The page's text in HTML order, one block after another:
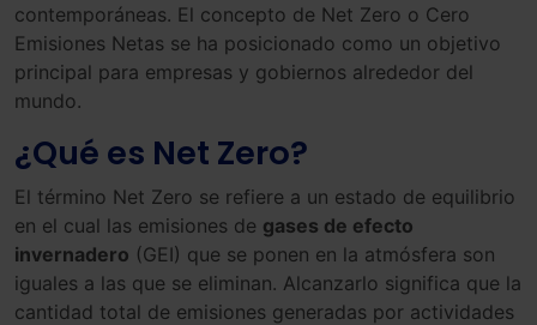
contemporáneas. El concepto de Net Zero o Cero
Emisiones Netas se ha posicionado como un objetivo
principal para empresas y gobiernos alrededor del
mundo.
¿Qué es Net Zero?
El término Net Zero se refiere a un estado de equilibrio
en el cual las emisiones de gases de efecto
invernadero (GEI) que se ponen en la atmósfera son
iguales a las que se eliminan. Alcanzarlo significa que la
cantidad total de emisiones generadas por actividades